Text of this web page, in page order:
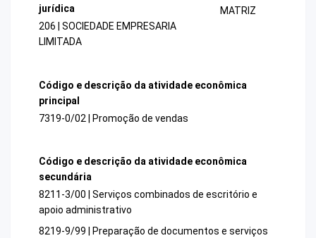
jurídica
206 | SOCIEDADE EMPRESARIA
LIMITADA
MATRIZ
Código e descrição da atividade econômica
principal
7319-0/02 | Promoção de vendas
Código e descrição da atividade econômica
secundária
8211-3/00 | Serviços combinados de escritório e
apoio administrativo
8219-9/99 | Preparação de documentos e serviços